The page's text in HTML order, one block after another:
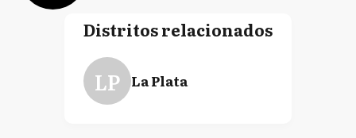
Distritos relacionados
LP La Plata